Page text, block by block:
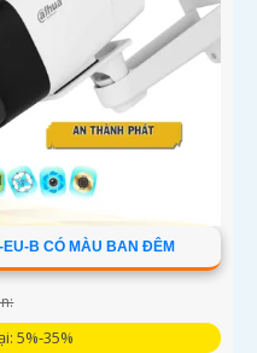
EU-B CÓ MÀU BAN ĐÊM
5%-35%